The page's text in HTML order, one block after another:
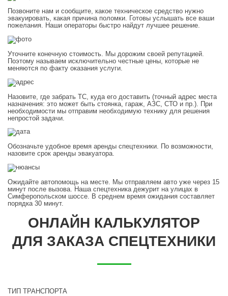
Позвоните нам и сообщите, какое техническое средство нужно
эвакуировать, какая причина поломки. Готовы услышать все ваши
пожелания. Наши операторы быстро найдут лучшее решение.
Уточните конечную стоимость. Мы дорожим своей репутацией.
Поэтому называем исключительно честные цены, которые не
меняются по факту оказания услуги.
Назовите, где забрать ТС, куда его доставить (точный адрес места
назначения: это может быть стоянка, гараж, АЗС, СТО и пр.). При
необходимости мы отправим необходимую технику для решения
непростой задачи.
Обозначьте удобное время аренды спецтехники. По возможности,
назовите срок аренды эвакуатора.
Ожидайте автопомощь на месте. Мы отправляем авто уже через 15
минут после вызова. Наша спецтехника дежурит на улицах в
Симферопольском шоссе. В среднем время ожидания составляет
порядка 30 минут.
ОНЛАЙН КАЛЬКУЛЯТОР
ДЛЯ ЗАКАЗА СПЕЦТЕХНИКИ
ТИП ТРАНСПОРТА